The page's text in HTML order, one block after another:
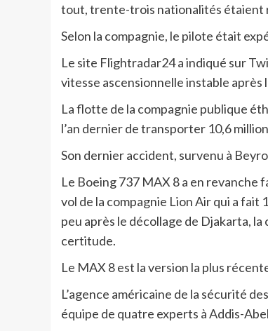
tout, trente-trois nationalités étaient
Selon la compagnie, le pilote était
Le site Flightradar24 a indiqué sur
vitesse ascensionnelle instable après
La flotte de la compagnie publique
l’an dernier de transporter 10,6
Son dernier accident, survenu à
Le Boeing 737 MAX 8 a en revanche
vol de la compagnie Lion Air qui a fait
peu après le décollage de Djakarta,
certitude.
Le MAX 8 est la version la plus
L’agence américaine de la sécurité
équipe de quatre experts à Addis-